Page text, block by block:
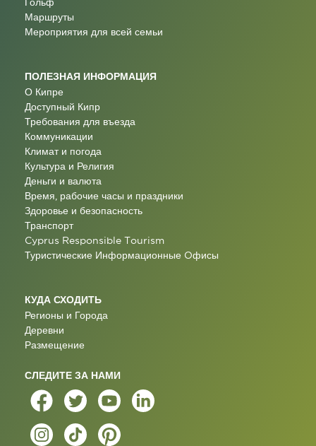
Маршруты
Мероприятия для всей семьи
ПОЛЕЗНАЯ ИНФОРМАЦИЯ
О Кипре
Доступный Кипр
Требования для въезда
Коммуникации
Климат и погода
Культура и Религия
Деньги и валюта
Время, рабочие часы и праздники
Здоровье и безопасность
Транспорт
Cyprus Responsible Tourism
Туристические Информационные Oфисы
КУДА СХОДИТЬ
Регионы и Города
Деревни
Размещение
СЛЕДИТЕ ЗА НАМИ